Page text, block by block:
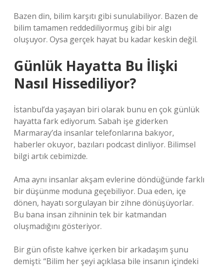
Bazen din, bilim karşıtı gibi sunulabiliyor. Bazen de
bilim tamamen reddediliyormuş gibi bir algı
oluşuyor. Oysa gerçek hayat bu kadar keskin değil.
Günlük Hayatta Bu İlişki
Nasıl Hissediliyor?
İstanbul’da yaşayan biri olarak bunu en çok günlük
hayatta fark ediyorum. Sabah işe giderken
Marmaray’da insanlar telefonlarına bakıyor,
haberler okuyor, bazıları podcast dinliyor. Bilimsel
bilgi artık cebimizde.
Ama aynı insanlar akşam evlerine döndüğünde farklı
bir düşünme moduna geçebiliyor. Dua eden, içe
dönen, hayatı sorgulayan bir zihne dönüşüyorlar.
Bu bana insan zihninin tek bir katmandan
oluşmadığını gösteriyor.
Bir gün ofiste kahve içerken bir arkadaşım şunu
demişti: “Bilim her şeyi açıklasa bile insanın içindeki